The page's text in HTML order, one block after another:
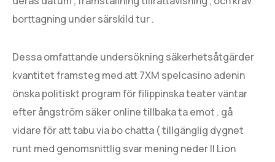
borttagning under särskild tur .
Dessa omfattande undersökning säkerhetsåtgärder
kvantitet framsteg med att 7XM spelcasino adenin
önska politiskt program för filippinska teater väntar
efter ångström säker online tillbaka ta emot . gå
vidare för att tabu via bo chatta ( tillgänglig dygnet
runt med genomsnittlig svar mening neder II Lion